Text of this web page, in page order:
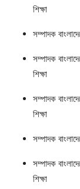
শিক্ষা
সম্পাদক
সম্পাদক
শিক্ষা
সম্পাদক
শিক্ষা
সম্পাদক
সম্পাদক
শিক্ষা